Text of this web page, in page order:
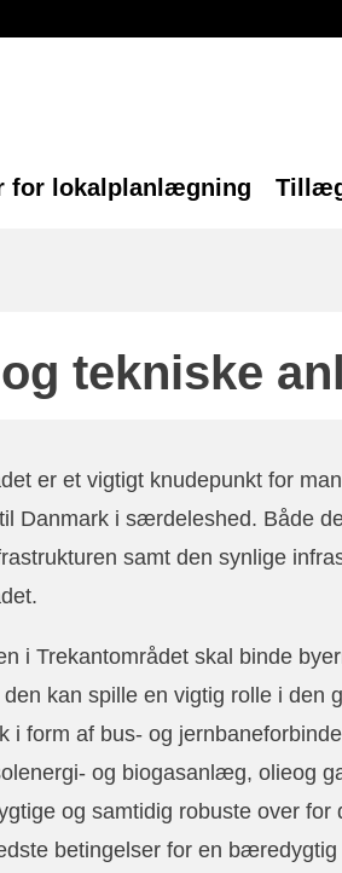
for lokalplanlægning
tekniske
er et vigtigt knudepunkt for
Danmark i særdeleshed. Både
samt den synlige
i Trekantområdet skal binde
kan spille en vigtig rolle i den
i form af bus- og
og biogasanlæg, olieog
og samtidig robuste over for
betingelser for en